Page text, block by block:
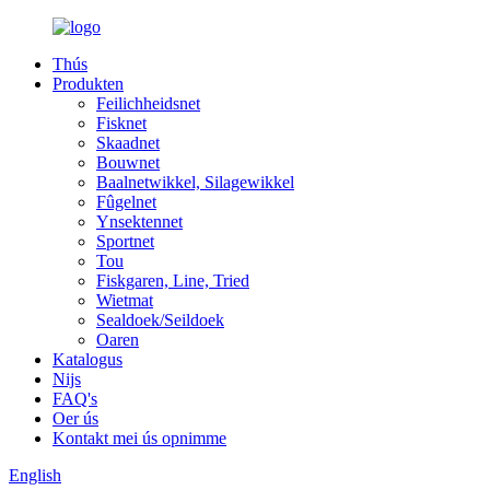
Thús
Produkten
Feilichheidsnet
Fisknet
Skaadnet
Bouwnet
Baalnetwikkel, Silagewikkel
Fûgelnet
Ynsektennet
Sportnet
Tou
Fiskgaren, Line, Tried
Wietmat
Sealdoek/Seildoek
Oaren
Katalogus
Nijs
FAQ's
Oer ús
Kontakt mei ús opnimme
English